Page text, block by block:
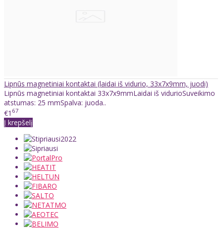
Lipnūs magnetiniai kontaktai (laidai iš vidurio, 33x7x9mm, juodi)
Lipnūs magnetiniai kontaktai 33x7x9mmLaidai iš vidurioSuveikimo
atstumas: 25 mmSpalva: juoda..
€1 67
Į krepšelį